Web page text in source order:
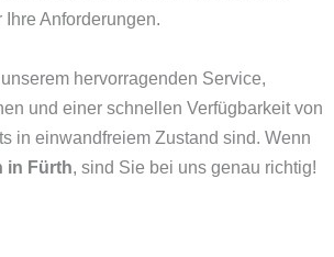
Ihre Anforderungen.
hervorragenden Service,
und einer schnellen Verfügbarkeit von
in einwandfreiem Zustand sind. Wenn
in Fürth, sind Sie bei uns genau richtig!